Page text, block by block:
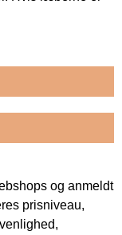
og anmeldt
prisniveau,